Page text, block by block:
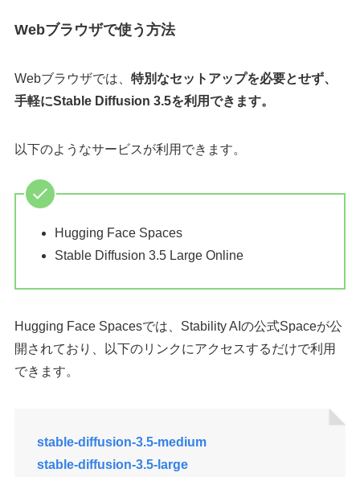
Webブラウザで使う方法
Webブラウザでは、 特別なセットアップを必要とせず、
手軽にStable Diffusion 3.5を利用できます。
以下のようなサービスが利用できます。
Hugging Face Spaces
Stable Diffusion 3.5 Large Online
Hugging Face Spacesでは、Stability AIの公式Spaceが公
開されており、以下のリンクにアクセスするだけで利用
できます。
stable-diffusion-3.5-medium
stable-diffusion-3.5-large